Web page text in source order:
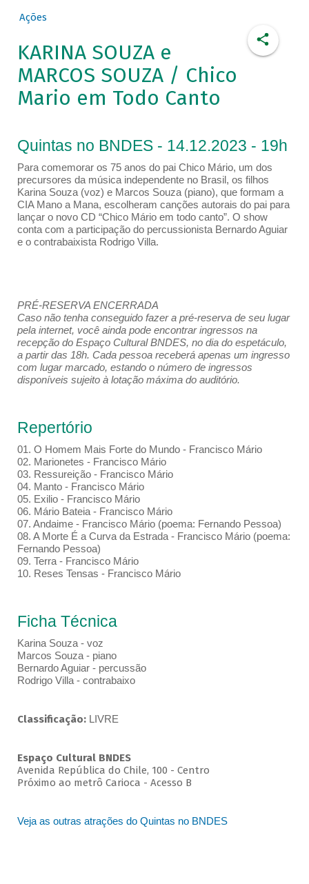
Ações
KARINA SOUZA e
MARCOS SOUZA / Chico
Mario em Todo Canto
Quintas no BNDES - 14.12.2023 - 19h
Para comemorar os 75 anos do pai Chico Mário, um dos
precursores da música independente no Brasil, os filhos
Karina Souza (voz) e Marcos Souza (piano), que formam a
CIA Mano a Mana, escolheram canções autorais do pai para
lançar o novo CD “Chico Mário em todo canto”. O show
conta com a participação do percussionista Bernardo Aguiar
e o contrabaixista Rodrigo Villa.
PRÉ-RESERVA ENCERRADA
Caso não tenha conseguido fazer a pré-reserva de seu lugar
pela internet, você ainda pode encontrar ingressos na
recepção do Espaço Cultural BNDES, no dia do espetáculo,
a partir das 18h. Cada pessoa receberá apenas um ingresso
com lugar marcado, estando o número de ingressos
disponíveis sujeito à lotação máxima do auditório.
Repertório
01. O Homem Mais Forte do Mundo - Francisco Mário
02. Marionetes - Francisco Mário
03. Ressureição - Francisco Mário
04. Manto - Francisco Mário
05. Exilio - Francisco Mário
06. Mário Bateia - Francisco Mário
07. Andaime - Francisco Mário (poema: Fernando Pessoa)
08. A Morte É a Curva da Estrada - Francisco Mário (poema:
Fernando Pessoa)
09. Terra - Francisco Mário
10. Reses Tensas - Francisco Mário
Ficha Técnica
Karina Souza - voz
Marcos Souza - piano
Bernardo Aguiar - percussão
Rodrigo Villa - contrabaixo
Classificação: LIVRE
Espaço Cultural BNDES
Avenida República do Chile, 100 - Centro
Próximo ao metrô Carioca - Acesso B
Veja as outras atrações do Quintas no BNDES